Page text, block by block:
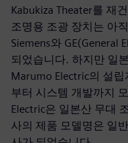
Kabukiza Theater를 재
조명용 조광 장치는 아
Siemens와 GE(General
되었습니다. 하지만 일
Marumo Electric의 설
부터 시스템 개발까지
Electric은 일본산 무대
사의 제품 모델명은 일